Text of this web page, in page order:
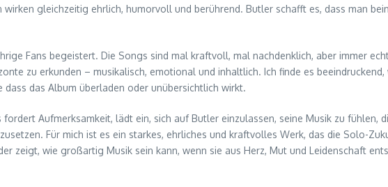
gleichzeitig ehrlich, humorvoll und berührend. Butler schafft es, dass man
Fans begeistert. Die Songs sind mal kraftvoll, mal nachdenklich, aber immer
zu erkunden – musikalisch, emotional und inhaltlich. Ich finde es
das Album überladen oder unübersichtlich wirkt.
Aufmerksamkeit, lädt ein, sich auf Butler einzulassen, seine Musik zu fühlen,
Für mich ist es ein starkes, ehrliches und kraftvolles Werk, das die Solo-
zeigt, wie großartig Musik sein kann, wenn sie aus Herz, Mut und Leidenschaft